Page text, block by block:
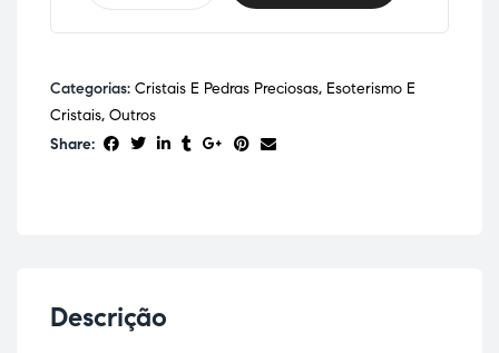
Categorias: Cristais E Pedras Preciosas, Esoterismo E
Cristais, Outros
Share:
Descrição